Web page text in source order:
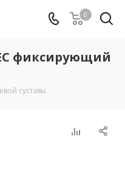
0
фиксирующий
суставы